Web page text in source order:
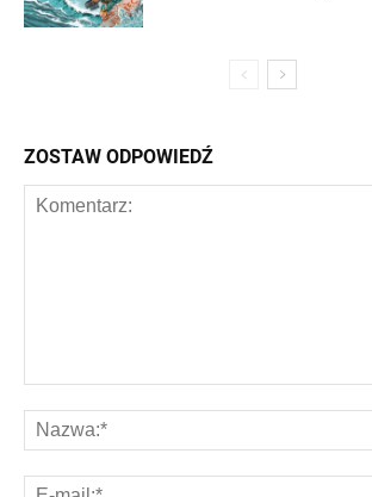
ZOSTAW ODPOWIEDŹ